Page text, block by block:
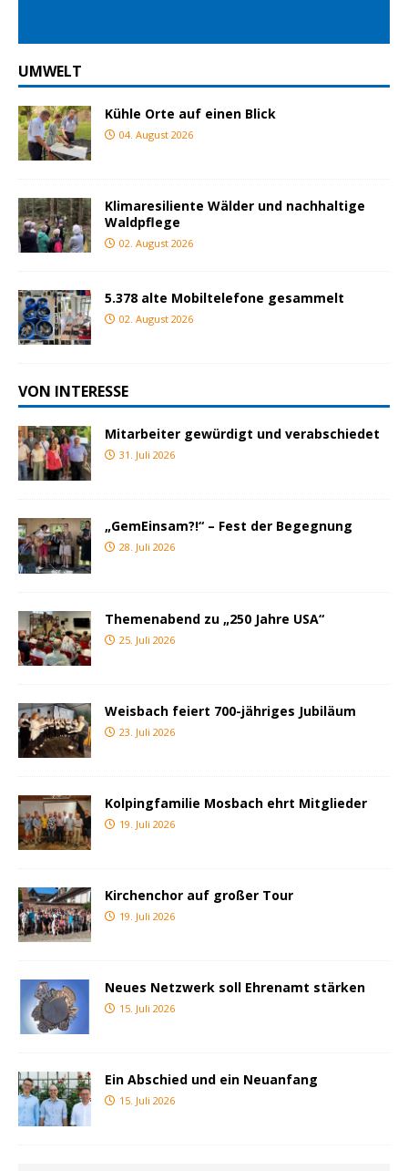
UMWELT
Kühle Orte auf einen Blick
04. August 2026
Klimaresiliente Wälder und nachhaltige
Waldpflege
02. August 2026
5.378 alte Mobiltelefone gesammelt
02. August 2026
VON INTERESSE
Mitarbeiter gewürdigt und verabschiedet
31. Juli 2026
„GemEinsam?!“ – Fest der Begegnung
28. Juli 2026
Themenabend zu „250 Jahre USA“
25. Juli 2026
Weisbach feiert 700-jähriges Jubiläum
23. Juli 2026
Kolpingfamilie Mosbach ehrt Mitglieder
19. Juli 2026
Kirchenchor auf großer Tour
19. Juli 2026
Neues Netzwerk soll Ehrenamt stärken
15. Juli 2026
Ein Abschied und ein Neuanfang
15. Juli 2026